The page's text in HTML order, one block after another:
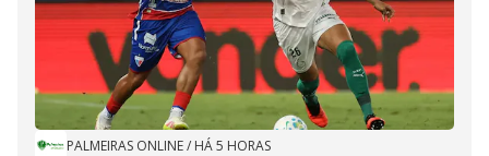
PALMEIRAS ONLINE/ HÁ 5 HORAS